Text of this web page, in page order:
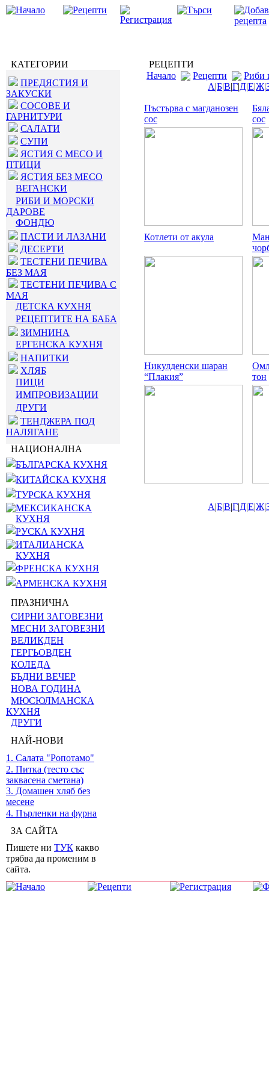
КАТЕГОРИИ
ПРЕДЯСТИЯ И
ЗАКУСКИ
СОСОВЕ И
ГАРНИТУРИ
САЛАТИ
СУПИ
ЯСТИЯ С МЕСО И
ПТИЦИ
ЯСТИЯ БЕЗ МЕСО
ВЕГАНСКИ
РИБИ И МОРСКИ
ДАРОВЕ
ФОНДЮ
ПАСТИ И ЛАЗАНИ
ДЕСЕРТИ
ТЕСТЕНИ ПЕЧИВА
БЕЗ МАЯ
ТЕСТЕНИ ПЕЧИВА С
МАЯ
ДЕТСКА КУХНЯ
РЕЦЕПТИТЕ НА БАБА
ЗИМНИНА
ЕРГЕНСКА КУХНЯ
НАПИТКИ
ХЛЯБ
ПИЦИ
ИМПРОВИЗАЦИИ
ДРУГИ
ТЕНДЖЕРА ПОД
НАЛЯГАНЕ
НАЦИОНАЛНА
БЪЛГАРСКА КУХНЯ
КИТАЙСКА КУХНЯ
ТУРСКА КУХНЯ
МЕКСИКАНСКА
КУХНЯ
РУСКА КУХНЯ
ИТАЛИАНСКА
КУХНЯ
ФРЕНСКА КУХНЯ
АРМЕНСКА КУХНЯ
ПРАЗНИЧНА
СИРНИ ЗАГОВЕЗНИ
МЕСНИ ЗАГОВЕЗНИ
ВЕЛИКДЕН
ГЕРГЬОВДЕН
КОЛЕДА
БЪДНИ ВЕЧЕР
НОВА ГОДИНА
МЮСЮЛМАНСКА
КУХНЯ
ДРУГИ
НАЙ-НОВИ
1. Салата "Ропотамо"
2. Питка (тесто със
заквасена сметана)
3. Домашен хляб без
месене
4. Пърленки на фурна
ЗА САЙТА
Пишете ни ТУК какво
трябва да променим в
сайта.
РЕЦЕПТИ
Начало
Рецепти
Риби
А|Б|В|Г|Д|Е|Ж|
Пъстърва с магданозен
сос
сос
Котлети от акула
Никулденски шаран
“Плакия”
тон
А|Б|В|Г|Д|Е|Ж|